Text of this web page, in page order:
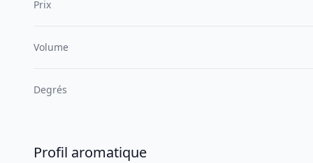
Prix
Volume
Degrés
Profil aromatique